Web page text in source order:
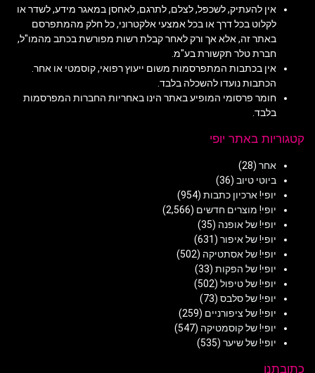
אין להעתיק, לשכפל, לצלם, לתרגם, לאחסן במאגר מידע, לשדר או
לקלוט בכל דרך או בכל אמצעי אלקטרוני, כל חלק מהמתפרסם
באתר זה, אלא אך ורק לאחר קבלת רשות מפורשת בכתב מהמו"ל,
חברת טלר תקשורת בע"מ.
אין בכתבות המתפרסמות משום ייעוץ רפואי, קוסמטי או אחר.
הכתבות נועדו להשכלה בלבד.
חומר פרסומי המופיע באתר הינו באחריות החברות המפרסמות
בלבד.
קטגוריות באתר יופי
אחר (28)
ביוטי טיוב (36)
יופי! ארכיון כתבות (954)
יופי! מוצרים חדשים (2,566)
יופי! של אופנה (35)
יופי! של איפור (631)
יופי! של אסתטיקה (502)
יופי! של הפקות (33)
יופי! של טיפול (502)
יופי! של סלבס (73)
יופי! של ציפורניים (259)
יופי! של קוסמטיקה (547)
יופי! של שיער (535)
כתובתנו